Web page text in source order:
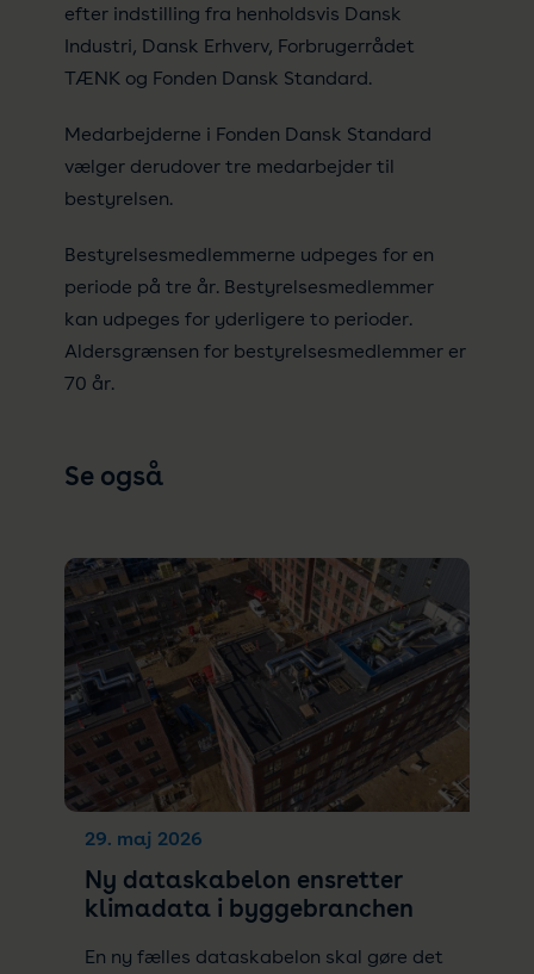
efter indstilling fra henholdsvis Dansk
Industri, Dansk Erhverv, Forbrugerrådet
TÆNK og Fonden Dansk Standard.
Medarbejderne i Fonden Dansk Standard
vælger derudover tre medarbejder til
bestyrelsen.
Bestyrelsesmedlemmerne udpeges for en
periode på tre år. Bestyrelsesmedlemmer
kan udpeges for yderligere to perioder.
Aldersgrænsen for bestyrelsesmedlemmer er
70 år.
Se også
29. maj 2026
Ny dataskabelon ensretter
klimadata i byggebranchen
En ny fælles dataskabelon skal gøre det